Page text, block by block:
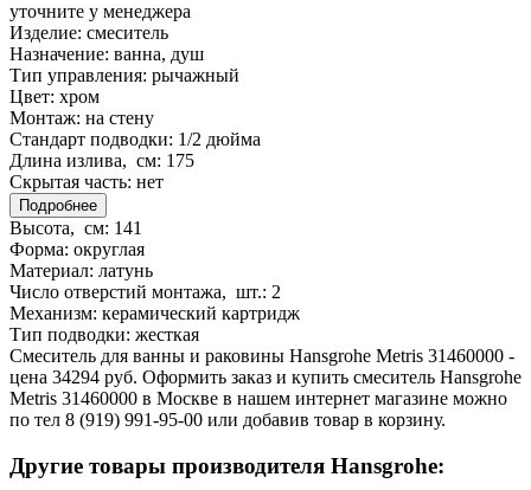
уточните у менеджера
Изделие: смеситель
Назначение: ванна, душ
Тип управления: рычажный
Цвет: хром
Монтаж: на стену
Стандарт подводки: 1/2 дюйма
Длина излива, см: 175
Скрытая часть: нет
Подробнее
Высота, см: 141
Форма: округлая
Материал: латунь
Число отверстий монтажа, шт.: 2
Механизм: керамический картридж
Тип подводки: жесткая
Смеситель для ванны и раковины Hansgrohe Metris 31460000 -
цена 34294 руб. Оформить заказ и купить смеситель Hansgrohe
Metris 31460000 в Москве в нашем интернет магазине можно
по тел 8 (919) 991-95-00 или добавив товар в корзину.
Другие товары производителя Hansgrohe: